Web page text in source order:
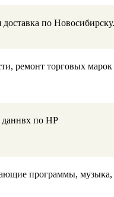
по Новосибирску.
ремонт торговых
по HP
программы,